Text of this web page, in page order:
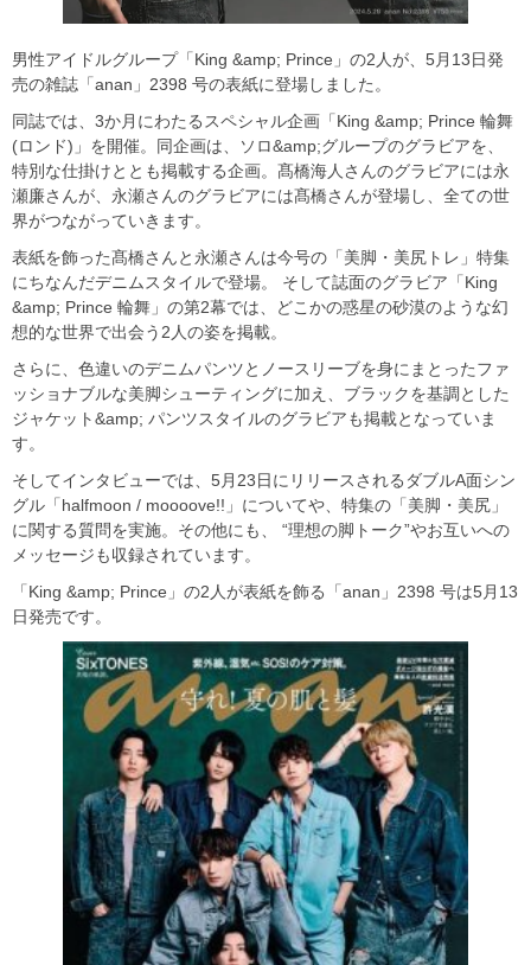
男性アイドルグループ「King &amp; Prince」の2人が、5月13日発
売の雑誌「anan」2398 号の表紙に登場しました。
同誌では、3か月にわたるスペシャル企画「King &amp; Prince 輪舞
(ロンド)」を開催。同企画は、ソロ&amp;グループのグラビアを、
特別な仕掛けととも掲載する企画。髙橋海人さんのグラビアには永
瀬廉さんが、永瀬さんのグラビアには髙橋さんが登場し、全ての世
界がつながっていきます。
表紙を飾った髙橋さんと永瀬さんは今号の「美脚・美尻トレ」特集
にちなんだデニムスタイルで登場。 そして誌面のグラビア「King
&amp; Prince 輪舞」の第2幕では、どこかの惑星の砂漠のような幻
想的な世界で出会う2人の姿を掲載。
さらに、色違いのデニムパンツとノースリーブを身にまとったファ
ッショナブルな美脚シューティングに加え、ブラックを基調とした
ジャケット&amp; パンツスタイルのグラビアも掲載となっていま
す。
そしてインタビューでは、5月23日にリリースされるダブルA面シン
グル「halfmoon / moooove!!」についてや、特集の「美脚・美尻」
に関する質問を実施。その他にも、 “理想の脚トーク”やお互いへの
メッセージも収録されています。
「King &amp; Prince」の2人が表紙を飾る「anan」2398 号は5月13
日発売です。